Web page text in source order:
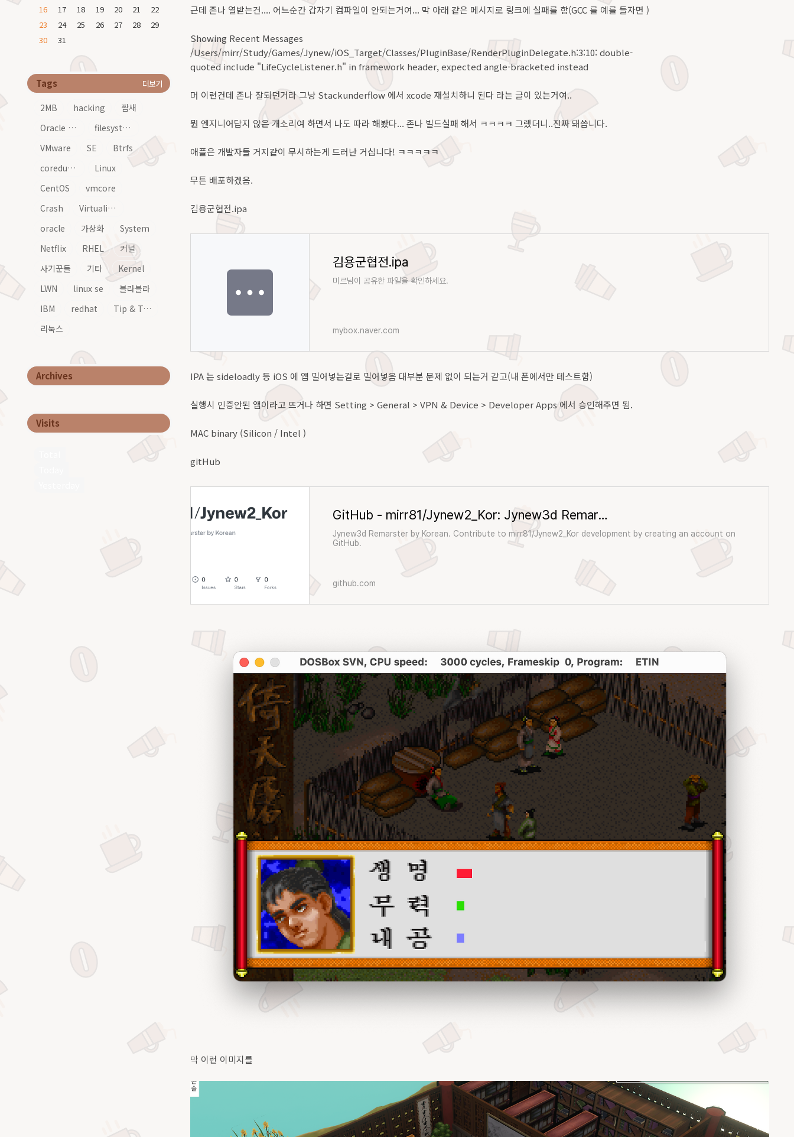
16
17 18 19 20 21
22
23
24 25 26 27 28
29
30
31
Tags 더보기
2MB hacking
짭새
Oracle Linux
filesystem
VMware
SE
Btrfs
coredump
Linux
CentOS
vmcore
Crash
Virtualization
oracle
가상화
System
Netflix
RHEL
커널
사기꾼들
기타
Kernel
LWN
linux se
블라블라
IBM
redhat
Tip & Tech
리눅스
Archives
Visits
근데 존나 열받는건.... 어느순간 갑자기 컴파일이 안되는거여... 막 아래 같은 메시지로 링크에 실패를 함(GCC 를 예를 들자면 )
Showing Recent Messages
/Users/mirr/Study/Games/Jynew/iOS_Target/Classes/PluginBase/RenderPluginDelegate.h:3:10: double-
quoted include "LifeCycleListener.h" in framework header, expected angle-bracketed instead
머 이런건데 존나 잘되던거라 그냥 Stackunderflow 에서 xcode 재설치하니 된다 라는 글이 있는거여..
뭔 엔지니어답지 않은 개소리여 하면서 나도 따라 해봤다... 존나 빌드실패 해서 ㅋㅋㅋㅋ 그랬더니..진짜 돼씁니다.
애플은 개발자들 거지같이 무시하는게 드러난 거십니다! ㅋㅋㅋㅋㅋ
무튼 배포하겠음.
김용군협전.ipa
김용군협전.ipa
미르님이 공유한 파일을 확인하세요.
mybox.naver.com
IPA 는 sideloadly 등 iOS 에 앱 밀어넣는걸로 밀어넣음 대부분 문제 없이 되는거 같고(내 폰에서만 테스트함)
실행시 인증안된 앱이라고 뜨거나 하면 Setting > General > VPN & Device > Developer Apps 에서 승인해주면 됨.
MAC binary (Silicon / Intel )
gitHub
GitHub - mirr81/Jynew2_Kor: Jynew3d Remarster by Korean
Jynew3d Remarster by Korean. Contribute to mirr81/Jynew2_Kor development by creating an account on
GitHub.
github.com
막 이런 이미지를